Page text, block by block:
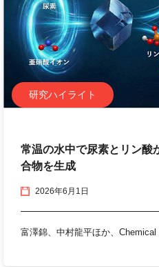
研究ハイライト
常温の水中で尿素とリン酸
合物を生成
2026年6月1日
富澤錦、中村龍平ほか、